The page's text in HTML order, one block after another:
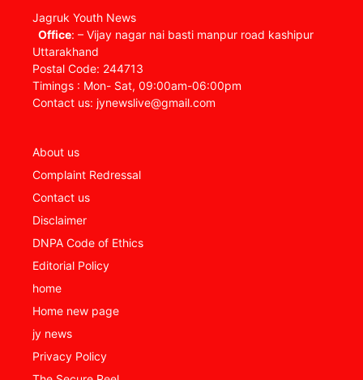
Jagruk Youth News
Office: – Vijay nagar nai basti manpur road kashipur
Uttarakhand
Postal Code: 244713
Timings : Mon- Sat, 09:00am-06:00pm
Contact us: jynewslive@gmail.com
About us
Complaint Redressal
Contact us
Disclaimer
DNPA Code of Ethics
Editorial Policy
home
Home new page
jy news
Privacy Policy